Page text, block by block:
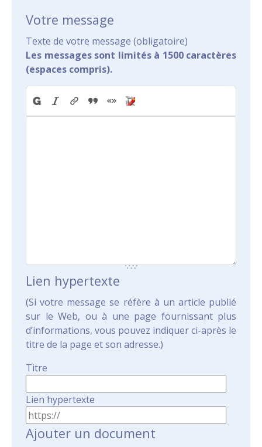
Votre message
Texte de votre message (obligatoire)
Les messages sont limités à 1500 caractères
(espaces compris).
Lien hypertexte
(Si votre message se réfère à un article publié
sur le Web, ou à une page fournissant plus
d’informations, vous pouvez indiquer ci-après le
titre de la page et son adresse.)
Titre
Lien hypertexte
Ajouter un document